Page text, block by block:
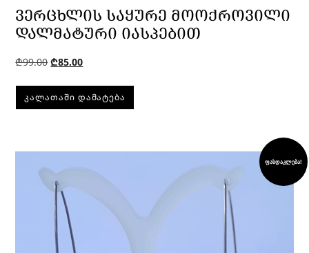
ᲕᲔᲠᲪᲮᲚᲘᲡ ᲡᲐᲧᲣᲠᲔ ᲛᲝᲝᲥᲠᲝᲕᲘᲚᲘ
ᲓᲐᲚᲛᲐᲢᲣᲠᲘ ᲘᲐᲡᲞᲔᲑᲘᲗ
₾99.00 ₾85.00
ᲙᲐᲚᲐᲗᲐᲨᲘ ᲓᲐᲛᲐᲢᲔᲑᲐ
ფასდაკლება!